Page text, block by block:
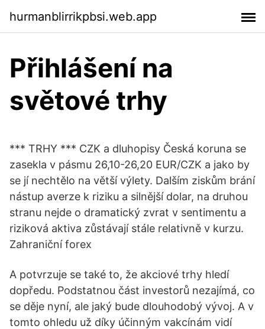
hurmanblirrikpbsi.web.app
Přihlášení na
světové trhy
*** TRHY *** CZK a dluhopisy Česká koruna se
zasekla v pásmu 26,10-26,20 EUR/CZK a jako by
se jí nechtělo na větší výlety. Dalším ziskům brání
nástup averze k riziku a silnější dolar, na druhou
stranu nejde o dramatický zvrat v sentimentu a
riziková aktiva zůstávají stále relativně v kurzu.
Zahraniční forex
A potvrzuje se také to, že akciové trhy hledí
dopředu. Podstatnou část investorů nezajímá, co
se děje nyní, ale jaký bude dlouhodobý vývoj. A v
tomto ohledu už díky účinným vakcínám vidí